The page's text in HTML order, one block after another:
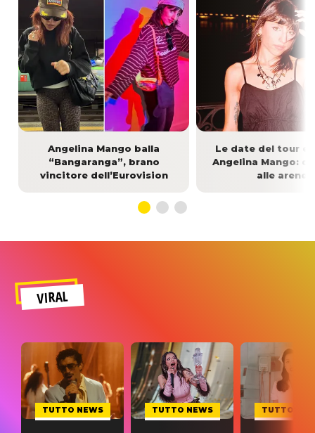
Angelina Mango balla
“Bangaranga”, brano
vincitore dell’Eurovision
Le date del tour
Angelina Mango:
alle arene
VIRAL
TUTTO NEWS TUTTO NEWS TUTTO